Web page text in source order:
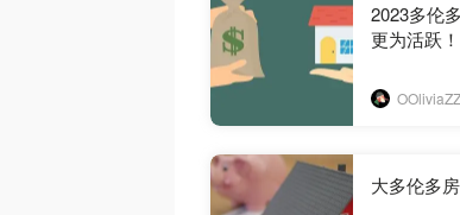
2023多伦
更为活跃！
OOliviaZZ
大多伦多